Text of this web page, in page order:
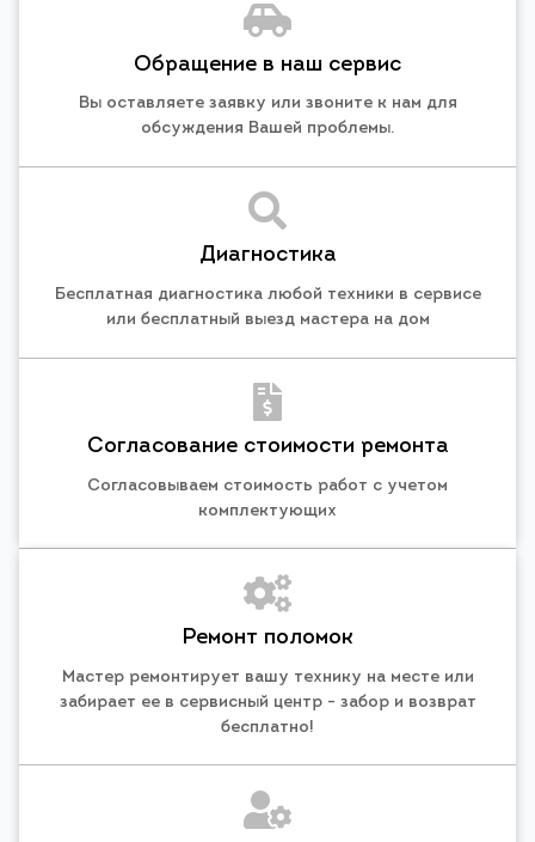
Обращение в наш сервис
Вы оставляете заявку или звоните к нам для
обсуждения Вашей проблемы.
Диагностика
Бесплатная диагностика любой техники в сервисе
или бесплатный выезд мастера на дом
Согласование стоимости ремонта
Согласовываем стоимость работ с учетом
комплектующих
Ремонт поломок
Мастер ремонтирует вашу технику на месте или
забирает ее в сервисный центр - забор и возврат
бесплатно!